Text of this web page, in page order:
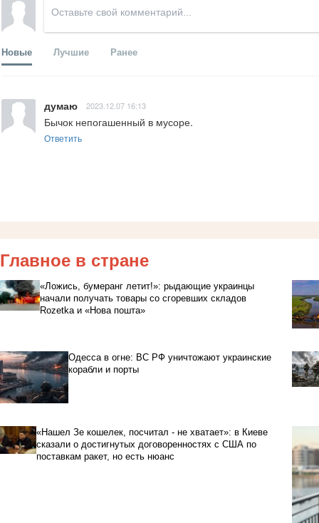
Новые Лучшие Ранее
думаю 2023.12.07 16:13
Бычок непогашенный в мусоре.
Ответить
Главное в стране
«Ложись, бумеранг летит!»: рыдающие украинцы
начали получать товары со сгоревших складов
Rozetka и «Нова пошта»
Одесса в огне: ВС РФ уничтожают украинские
корабли и порты
«Нашел Зе кошелек, посчитал - не хватает»: в Киеве
сказали о достигнутых договоренностях с США по
поставкам ракет, но есть нюанс